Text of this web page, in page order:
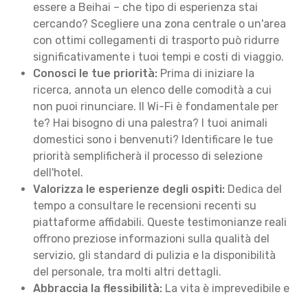
essere a Beihai – che tipo di esperienza stai
cercando? Scegliere una zona centrale o un'area
con ottimi collegamenti di trasporto può ridurre
significativamente i tuoi tempi e costi di viaggio.
Conosci le tue priorità: Prima di iniziare la
ricerca, annota un elenco delle comodità a cui
non puoi rinunciare. Il Wi-Fi è fondamentale per
te? Hai bisogno di una palestra? I tuoi animali
domestici sono i benvenuti? Identificare le tue
priorità semplificherà il processo di selezione
dell'hotel.
Valorizza le esperienze degli ospiti: Dedica del
tempo a consultare le recensioni recenti su
piattaforme affidabili. Queste testimonianze reali
offrono preziose informazioni sulla qualità del
servizio, gli standard di pulizia e la disponibilità
del personale, tra molti altri dettagli.
Abbraccia la flessibilità: La vita è imprevedibile e